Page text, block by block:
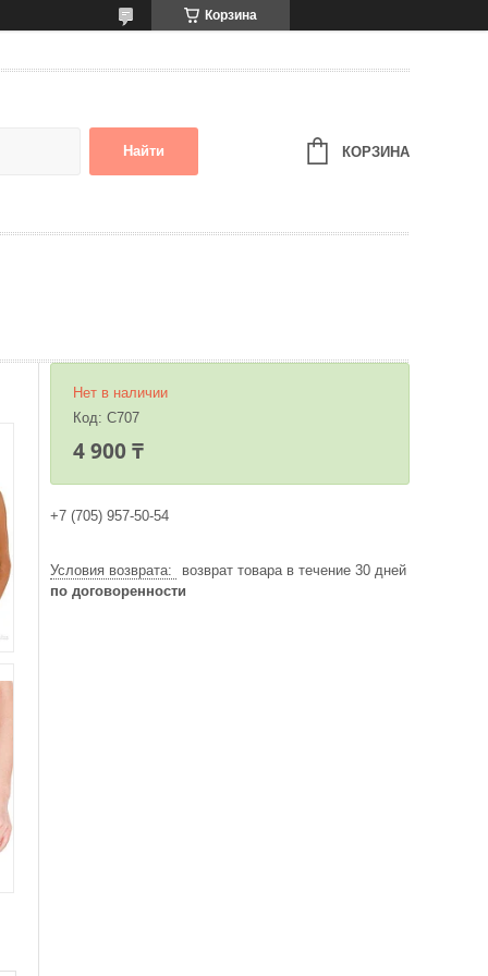
Корзина
Найти КОРЗИНА
Нет в наличии
Код: C707
4 900 ₸
+7 (705) 957-50-54
возврат товара в течение 30 дней
по договоренности